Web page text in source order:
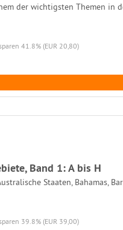
der wichtigsten Themen in
41.8% (EUR 20,80)
Band 1: A bis H
Staaten, Bahamas,
39.8% (EUR 39,00)